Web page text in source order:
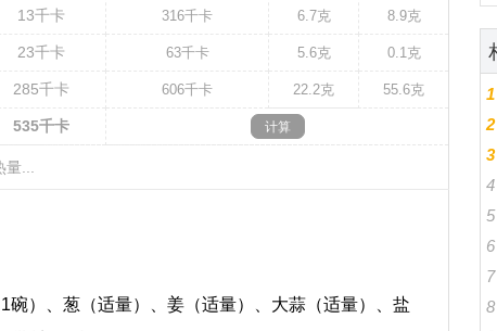
13千卡 316千卡 6.7克 8.9克
23千卡 63千卡 5.6克 0.1克
285千卡 606千卡 22.2克 55.6克
535千卡
...
）、葱（适量）、姜（适量）、大蒜（适量）、盐
1
2
3
4
5
6
7
8